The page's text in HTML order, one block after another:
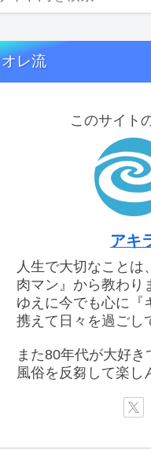
オレ流
このサイト
アキ
人生で大切なことは
肉マン』から教わり
ゆえに今でも心に『
携えて日々を過ごし
また80年代が大好
風俗を反芻して楽し